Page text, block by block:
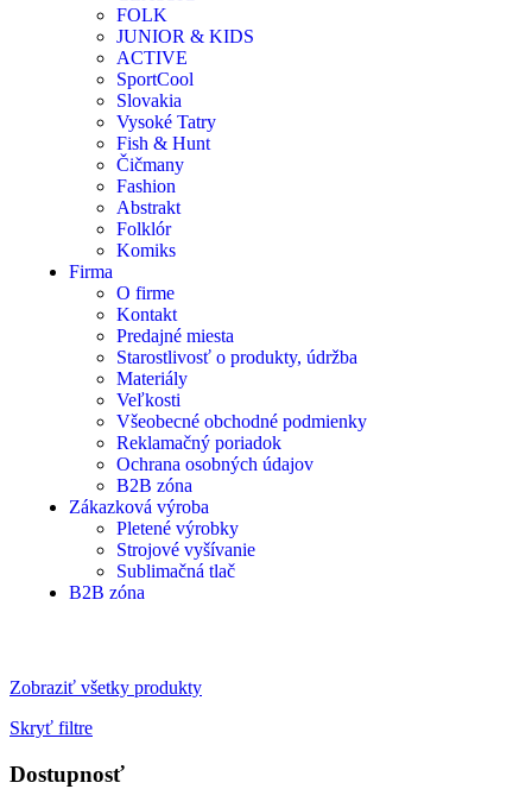
FOLK
JUNIOR & KIDS
ACTIVE
SportCool
Slovakia
Vysoké Tatry
Fish & Hunt
Čičmany
Fashion
Abstrakt
Folklór
Komiks
Firma
O firme
Kontakt
Predajné miesta
Starostlivosť o produkty, údržba
Materiály
Veľkosti
Všeobecné obchodné podmienky
Reklamačný poriadok
Ochrana osobných údajov
B2B zóna
Zákazková výroba
Pletené výrobky
Strojové vyšívanie
Sublimačná tlač
B2B zóna
Zobraziť všetky produkty
Skryť filtre
Dostupnosť